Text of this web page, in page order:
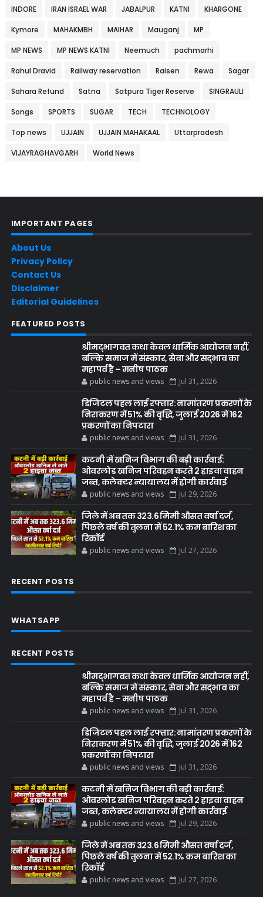
INDORE IRAN ISRAEL WAR JABALPUR KATNI KHARGONE
Kymore MAHAKMBH MAIHAR Mauganj MP
MP NEWS MP NEWS KATNI Neemuch pachmarhi
Rahul Dravid Railway reservation Raisen Rewa Sagar
Sahara Refund Satna Satpura Tiger Reserve SINGRAULI
Songs SPORTS SUGAR TECH TECHNOLOGY
Top news UJJAIN UJJAIN MAHAKAAL Uttarpradesh
VIJAYRAGHAVGARH World News
IMPORTANT PAGES
About Us
Privacy Policy
Contact Us
Disclaimer
Editorial Guidelines
FEATURED POSTS
श्रीमद्भागवत कथा केवल धार्मिक आयोजन नहीं,
बल्कि समाज में संस्कार, सेवा और सद्भाव का
महापर्व है – मनीष पाठक
public news and views Jul 31, 2026
डिजिटल पहल लाई रफ्तार: नामांतरण प्रकरणों के
निराकरण में 51% की वृद्धि, जुलाई 2026 में 162
प्रकरणों का निपटारा
public news and views Jul 31, 2026
कटनी में खनिज विभाग की बड़ी कार्रवाई:
ओवरलोड खनिज परिवहन करते 2 हाइवा वाहन
जब्त, कलेक्टर न्यायालय में होगी कार्रवाई
public news and views Jul 29, 2026
जिले में अब तक 323.6 मिमी औसत वर्षा दर्ज,
पिछले वर्ष की तुलना में 52.1% कम बारिश का
रिकॉर्ड
public news and views Jul 27, 2026
RECENT POSTS
WHATSAPP
RECENT POSTS
श्रीमद्भागवत कथा केवल धार्मिक आयोजन नहीं,
बल्कि समाज में संस्कार, सेवा और सद्भाव का
महापर्व है – मनीष पाठक
public news and views Jul 31, 2026
डिजिटल पहल लाई रफ्तार: नामांतरण प्रकरणों के
निराकरण में 51% की वृद्धि, जुलाई 2026 में 162
प्रकरणों का निपटारा
public news and views Jul 31, 2026
कटनी में खनिज विभाग की बड़ी कार्रवाई:
ओवरलोड खनिज परिवहन करते 2 हाइवा वाहन
जब्त, कलेक्टर न्यायालय में होगी कार्रवाई
public news and views Jul 29, 2026
जिले में अब तक 323.6 मिमी औसत वर्षा दर्ज,
पिछले वर्ष की तुलना में 52.1% कम बारिश का
रिकॉर्ड
public news and views Jul 27, 2026